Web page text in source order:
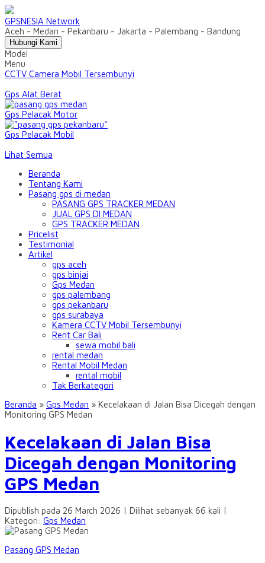
GPSNESIA Network
Aceh - Medan - Pekanbaru - Jakarta - Palembang - Bandung
Hubungi Kami
Model
Menu
CCTV Camera Mobil Tersembunyi
Gps Alat Berat
Gps Pelacak Motor
Gps Pelacak Mobil
Lihat Semua
Beranda
Tentang Kami
Pasang gps di medan
PASANG GPS TRACKER MEDAN
JUAL GPS DI MEDAN
GPS TRACKER MEDAN
Pricelist
Testimonial
Artikel
gps aceh
gps binjai
Gps Medan
gps palembang
gps pekanbaru
gps surabaya
Kamera CCTV Mobil Tersembunyi
Rent Car Bali
sewa mobil bali
rental medan
Rental Mobil Medan
rental mobil
Tak Berkategori
Beranda » Gps Medan » Kecelakaan di Jalan Bisa Dicegah dengan
Monitoring GPS Medan
Kecelakaan di Jalan Bisa
Dicegah dengan Monitoring
GPS Medan
Dipublish pada 26 March 2026 | Dilihat sebanyak 66 kali |
Kategori: Gps Medan
Pasang GPS Medan